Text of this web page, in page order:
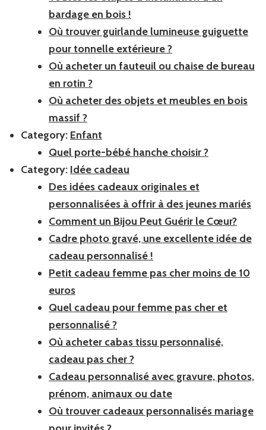
bardage en bois !
Où trouver guirlande lumineuse guiguette
pour tonnelle extérieure ?
Où acheter un fauteuil ou chaise de bureau
en rotin ?
Où acheter des objets et meubles en bois
massif ?
Category: Enfant
Quel porte-bébé hanche choisir ?
Category: Idée cadeau
Des idées cadeaux originales et
personnalisées à offrir à des jeunes mariés
Comment un Bijou Peut Guérir le Cœur?
Cadre photo gravé, une excellente idée de
cadeau personnalisé !
Petit cadeau femme pas cher moins de 10
euros
Quel cadeau pour femme pas cher et
personnalisé ?
Où acheter cabas tissu personnalisé,
cadeau pas cher ?
Cadeau personnalisé avec gravure, photos,
prénom, animaux ou date
Où trouver cadeaux personnalisés mariage